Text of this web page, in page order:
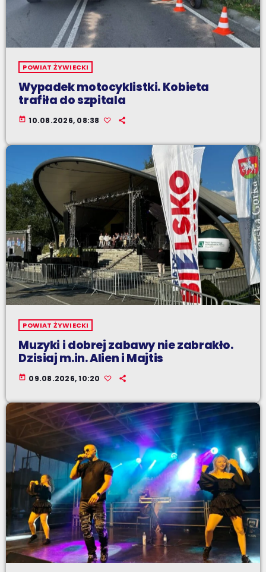
POWIAT ŻYWIECKI
Wypadek motocyklistki. Kobieta
trafiła do szpitala
today 10.08.2026, 08:38
POWIAT ŻYWIECKI
Muzyki i dobrej zabawy nie zabrakło.
Dzisiaj m.in. Alien i Majtis
today 09.08.2026, 10:20